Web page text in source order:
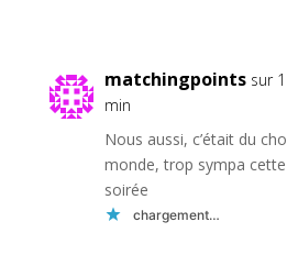
matchingpoints sur
min
Nous aussi, c’était du
monde, trop sympa
soirée
chargement…